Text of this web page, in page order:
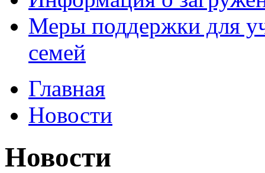
Меры поддержки для
семей
Главная
Новости
Новости